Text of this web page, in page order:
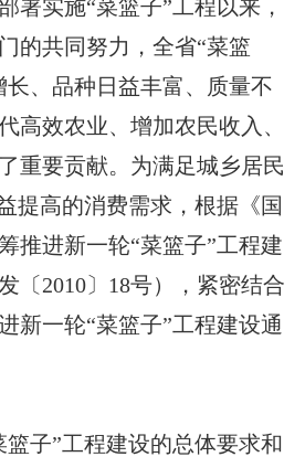
实施“菜篮子”工程以来，
的共同努力，全省“菜篮
长、品种日益丰富、质量不
高效农业、增加农民收入、
重要贡献。为满足城乡居民
提高的消费需求，根据《国
推进新一轮“菜篮子”工程建
〔2010〕18号），紧密结合
新一轮“菜篮子”工程建设通
子”工程建设的总体要求和